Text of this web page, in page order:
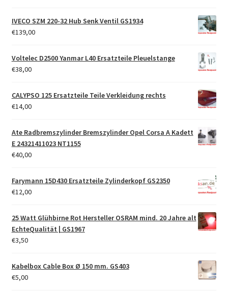
IVECO SZM 220-32 Hub Senk Ventil GS1934
€139,00
Voltelec D2500 Yanmar L40 Ersatzteile Pleuelstange
€38,00
CALYPSO 125 Ersatzteile Teile Verkleidung rechts
€14,00
Ate Radbremszylinder Bremszylinder Opel Corsa A Kadett
E 24321411023 NT1155
€40,00
Farymann 15D430 Ersatzteile Zylinderkopf GS2350
€12,00
25 Watt Glühbirne Rot Hersteller OSRAM mind. 20 Jahre alt
EchteQualität | GS1967
€3,50
Kabelbox Cable Box Ø 150 mm. GS403
€5,00